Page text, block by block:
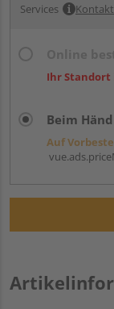
Services Kontakt
Ihr
Beim
Auf